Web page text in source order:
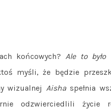
końcowych? Ale to było
myśli, że będzie
wizualnej Aishaspełnia
odzwierciedlili życie